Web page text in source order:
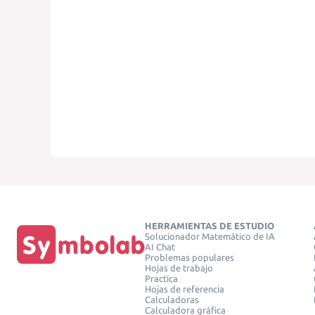
HERRAMIENTAS DE ESTUDIO
Solucionador Matemático de IA
AI Chat
Problemas populares
Hojas de trabajo
Practica
Hojas de referencia
Calculadoras
Calculadora gráfica